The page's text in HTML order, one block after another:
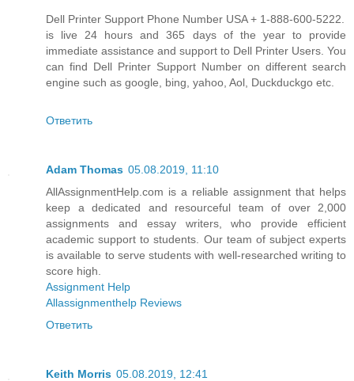
Dell Printer Support Phone Number USA + 1-888-600-5222.
is live 24 hours and 365 days of the year to provide
immediate assistance and support to Dell Printer Users. You
can find Dell Printer Support Number on different search
engine such as google, bing, yahoo, Aol, Duckduckgo etc.
Ответить
Adam Thomas 05.08.2019, 11:10
AllAssignmentHelp.com is a reliable assignment that helps
keep a dedicated and resourceful team of over 2,000
assignments and essay writers, who provide efficient
academic support to students. Our team of subject experts
is available to serve students with well-researched writing to
score high.
Assignment Help
Allassignmenthelp Reviews
Ответить
Keith Morris 05.08.2019, 12:41